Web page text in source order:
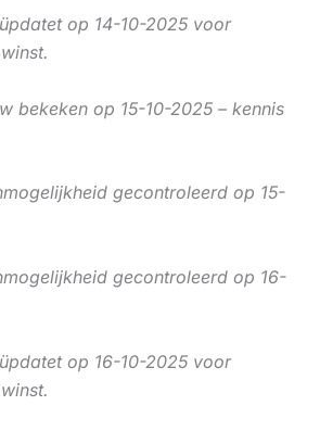
op 14-10-2025 voor
bekeken op 15-10-2025 – kennis
gecontroleerd op 15-
gecontroleerd op 16-
op 16-10-2025 voor